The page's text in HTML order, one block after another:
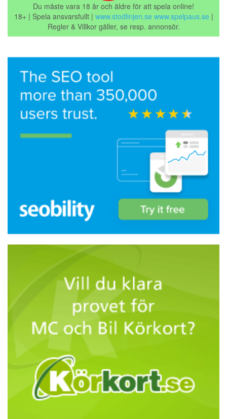
Du måste vara 18 år och äldre för att spela online!
18+ | Spela ansvarsfullt | www.stodlinjen.se www.spelpaus.se |
Regler & Villkor gäller, se resp. annonsör.